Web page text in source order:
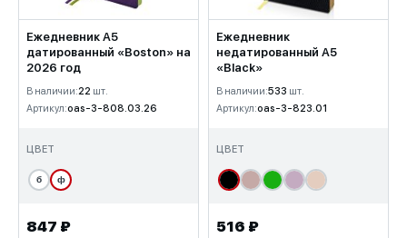
Ежедневник А5
датированный «Boston» на
2026 год
В наличии:22 шт.
Артикул:oas-3-808.03.26
ЦВЕТ
б ф
847 ₽
Ежедневник
недатированный А5
«Black»
В наличии:533 шт.
Артикул:oas-3-823.01
ЦВЕТ
516 ₽